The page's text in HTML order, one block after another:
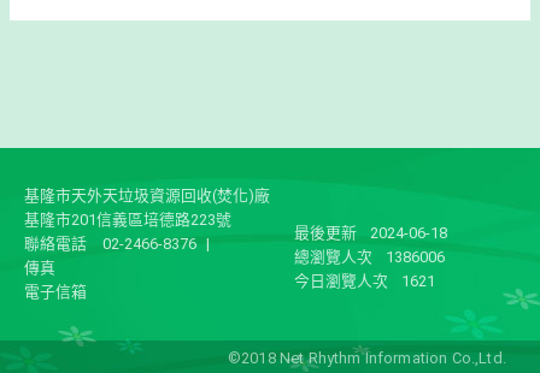
基隆市天外天垃圾資源回收(焚化)廠
基隆市201信義區培德路223號
聯絡電話
02-2466-8376 |
傳真
電子信箱
最後更新
2024-06-18
總瀏覽人次
1386006
今日瀏覽人次
1621
©2018 Net Rhythm Information Co.,Ltd.